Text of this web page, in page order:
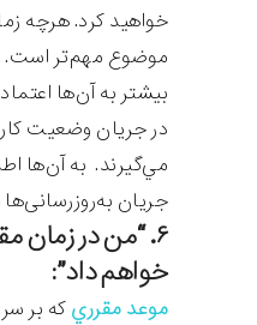
خواهيد کرد. هرچه
موضوع مهم‌تر است.
بيشتر به آن‌ها
در جريان وضعيت
مي‌گيرند. به آن‌ها
جريان
۶. “من در زمان
خواهم داد”:
موعد مقرري که بر